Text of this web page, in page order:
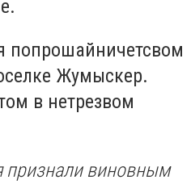
попрошайничетсвом
Жумыскер.
в нетрезвом
признали виновным